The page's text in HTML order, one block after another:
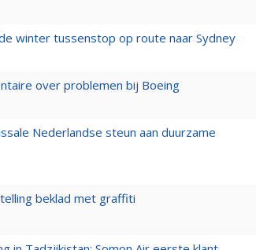
winter tussenstop op route naar Sydney
over problemen bij Boeing
Nederlandse steun aan duurzame
beklad met graffiti